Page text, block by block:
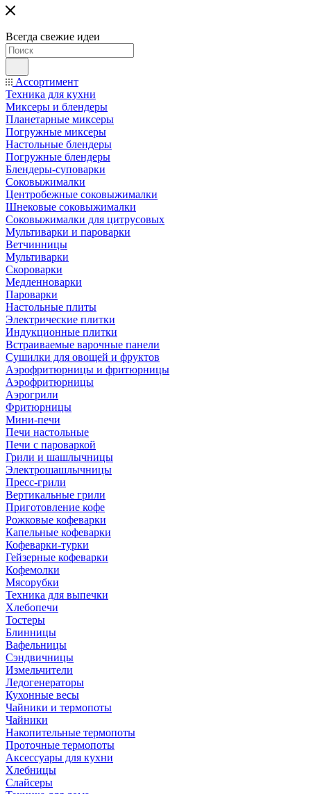
Всегда свежие идеи
Ассортимент
Техника для кухни
Миксеры и блендеры
Планетарные миксеры
Погружные миксеры
Настольные блендеры
Погружные блендеры
Блендеры-суповарки
Соковыжималки
Центробежные соковыжималки
Шнековые соковыжималки
Соковыжималки для цитрусовых
Мультиварки и пароварки
Ветчинницы
Мультиварки
Скороварки
Медленноварки
Пароварки
Настольные плиты
Электрические плитки
Индукционные плитки
Встраиваемые варочные панели
Сушилки для овощей и фруктов
Аэрофритюрницы и фритюрницы
Аэрофритюрницы
Аэрогрили
Фритюрницы
Мини-печи
Печи настольные
Печи с пароваркой
Грили и шашлычницы
Электрошашлычницы
Пресс-грили
Вертикальные грили
Приготовление кофе
Рожковые кофеварки
Капельные кофеварки
Кофеварки-турки
Гейзерные кофеварки
Кофемолки
Мясорубки
Техника для выпечки
Хлебопечи
Тостеры
Блинницы
Вафельницы
Сэндвичницы
Измельчители
Ледогенераторы
Кухонные весы
Чайники и термопоты
Чайники
Накопительные термопоты
Проточные термопоты
Аксессуары для кухни
Хлебницы
Слайсеры